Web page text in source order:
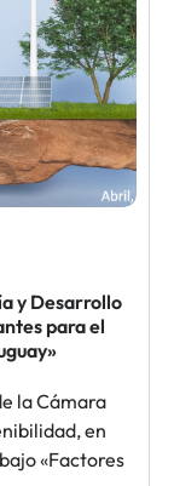
y Desarrollo
para el
la Cámara
en
«Factores